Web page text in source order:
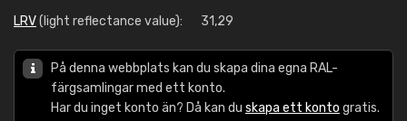
LRV(light reflectance value): 31,29
På denna webbplats kan du skapa dina egna RAL-
färgsamlingar med ett konto.
Har du inget konto än? Då kan du skapa ett konto gratis.